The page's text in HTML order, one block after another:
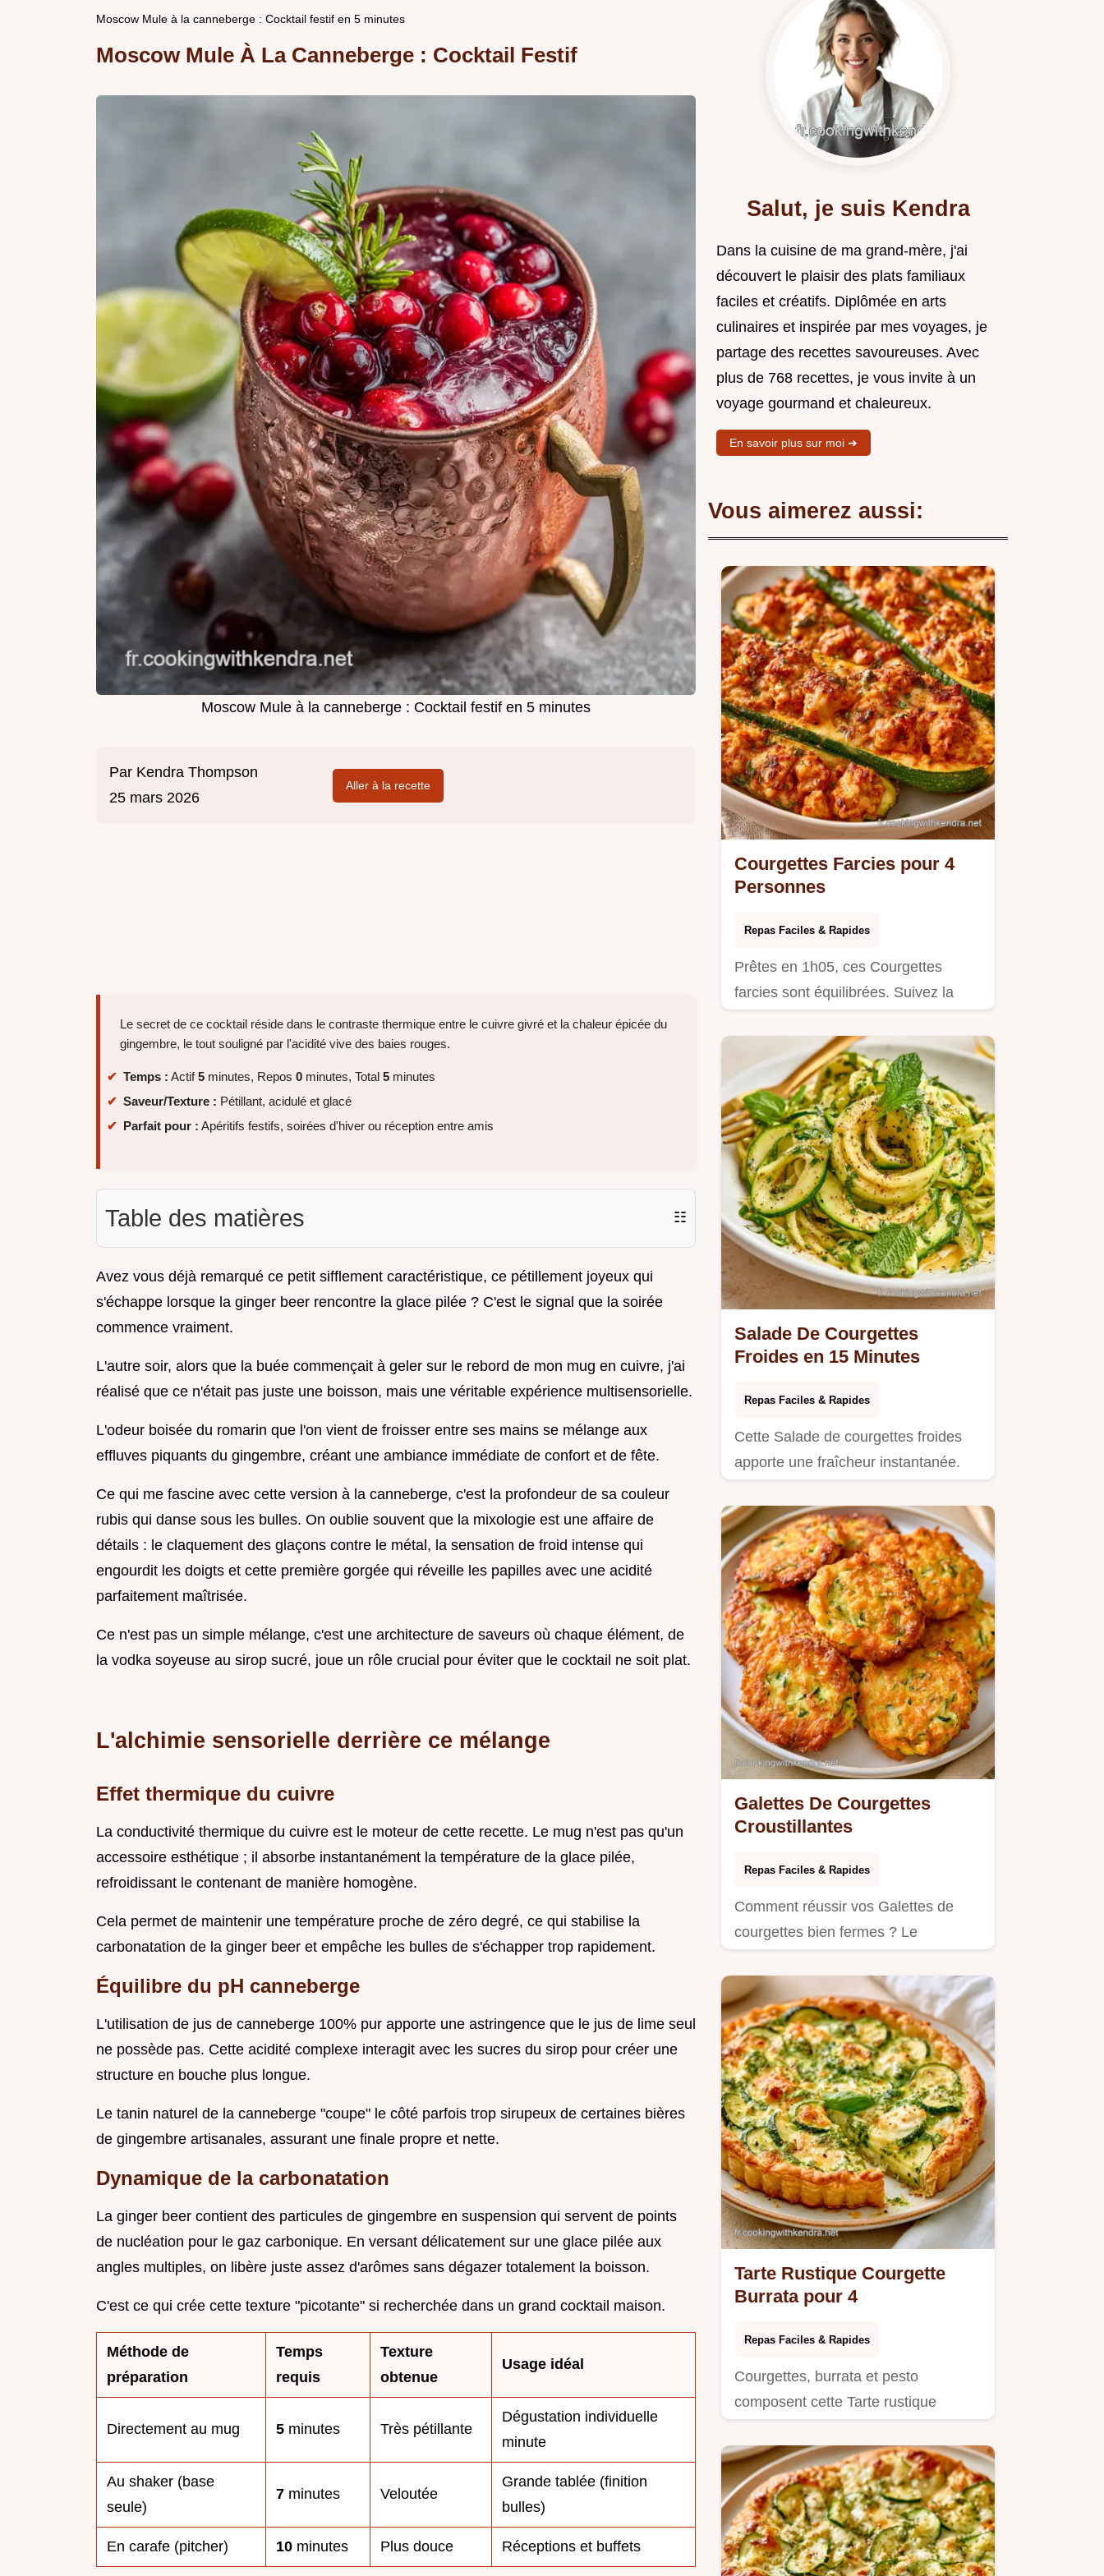
Moscow Mule à la canneberge : Cocktail festif en 5 minutes
Moscow Mule À La Canneberge : Cocktail Festif
Moscow Mule à la canneberge : Cocktail festif en 5 minutes
Par Kendra Thompson
25 mars 2026
Aller à la recette
Le secret de ce cocktail réside dans le contraste thermique entre le cuivre givré et la chaleur épicée du
gingembre, le tout souligné par l'acidité vive des baies rouges.
Temps : Actif5 minutes, Repos 0 minutes, Total 5 minutes
Saveur/Texture : Pétillant, acidulé et glacé
Parfait pour : Apéritifs festifs, soirées d'hiver ou réception entre amis
Table des matières ☷
Avez vous déjà remarqué ce petit sifflement caractéristique, ce pétillement joyeux qui
s'échappe lorsque la ginger beer rencontre la glace pilée ? C'est le signal que la soirée
commence vraiment.
L'autre soir, alors que la buée commençait à geler sur le rebord de mon mug en cuivre, j'ai
réalisé que ce n'était pas juste une boisson, mais une véritable expérience multisensorielle.
L'odeur boisée du romarin que l'on vient de froisser entre ses mains se mélange aux
effluves piquants du gingembre, créant une ambiance immédiate de confort et de fête.
Ce qui me fascine avec cette version à la canneberge, c'est la profondeur de sa couleur
rubis qui danse sous les bulles. On oublie souvent que la mixologie est une affaire de
détails : le claquement des glaçons contre le métal, la sensation de froid intense qui
engourdit les doigts et cette première gorgée qui réveille les papilles avec une acidité
parfaitement maîtrisée.
Ce n'est pas un simple mélange, c'est une architecture de saveurs où chaque élément, de
la vodka soyeuse au sirop sucré, joue un rôle crucial pour éviter que le cocktail ne soit plat.
L'alchimie sensorielle derrière ce mélange
Effet thermique du cuivre
La conductivité thermique du cuivre est le moteur de cette recette. Le mug n'est pas qu'un
accessoire esthétique ; il absorbe instantanément la température de la glace pilée,
refroidissant le contenant de manière homogène.
Cela permet de maintenir une température proche de zéro degré, ce qui stabilise la
carbonatation de la ginger beer et empêche les bulles de s'échapper trop rapidement.
Équilibre du pH canneberge
L'utilisation de jus de canneberge 100% pur apporte une astringence que le jus de lime seul
ne possède pas. Cette acidité complexe interagit avec les sucres du sirop pour créer une
structure en bouche plus longue.
Le tanin naturel de la canneberge "coupe" le côté parfois trop sirupeux de certaines bières
de gingembre artisanales, assurant une finale propre et nette.
Dynamique de la carbonatation
La ginger beer contient des particules de gingembre en suspension qui servent de points
de nucléation pour le gaz carbonique. En versant délicatement sur une glace pilée aux
angles multiples, on libère juste assez d'arômes sans dégazer totalement la boisson.
C'est ce qui crée cette texture "picotante" si recherchée dans un grand cocktail maison.
Méthode de
préparation
Temps
requis
Texture
obtenue
Usage idéal
Directement au mug 5 minutes Très pétillante
Dégustation individuelle
minute
Au shaker (base
seule)
7 minutes Veloutée
Grande tablée (finition
bulles)
En carafe (pitcher) 10 minutes Plus douce Réceptions et buffets
Salut, je suis Kendra
Dans la cuisine de ma grand-mère, j'ai
découvert le plaisir des plats familiaux
faciles et créatifs. Diplômée en arts
culinaires et inspirée par mes voyages, je
partage des recettes savoureuses. Avec
plus de 768 recettes, je vous invite à un
voyage gourmand et chaleureux.
En savoir plus sur moi ➜
Vous aimerez aussi:
Courgettes Farcies pour 4
Personnes
Repas Faciles & Rapides
Prêtes en 1h05, ces Courgettes
farcies sont équilibrées. Suivez la
Salade De Courgettes
Froides en 15 Minutes
Repas Faciles & Rapides
Cette Salade de courgettes froides
apporte une fraîcheur instantanée.
Galettes De Courgettes
Croustillantes
Repas Faciles & Rapides
Comment réussir vos Galettes de
courgettes bien fermes ? Le
Tarte Rustique Courgette
Burrata pour 4
Repas Faciles & Rapides
Courgettes, burrata et pesto
composent cette Tarte rustique